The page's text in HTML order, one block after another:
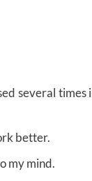
several
better.
my mind.